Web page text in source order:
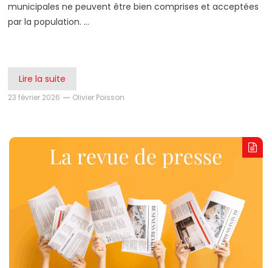
municipales ne peuvent être bien comprises et acceptées
par la population. …
Lire la suite
23 février 2026 Olivier Poisson